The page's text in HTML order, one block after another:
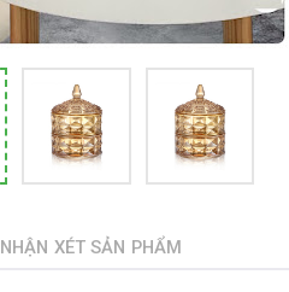
NHẬN XÉT SẢN PHẨM